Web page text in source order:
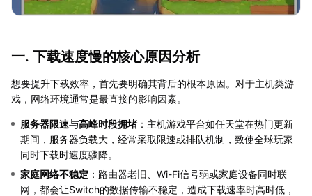
一. 下载速度慢的核心原因分析
想要提升下载效率，首先要明确其背后的根本原因。对于主机类游
戏，网络环境通常是最直接的影响因素。
服务器限速与高峰时段拥堵 ：主机游戏平台如任天堂在热门更新
期间，服务器负载大，经常采取限速或排队机制，致使全球玩家
同时下载时速度骤降。
家庭网络不稳定 ：路由器老旧、Wi-Fi信号弱或家庭设备同时联
网，都会让Switch的数据传输不稳定，造成下载速率时高时低，